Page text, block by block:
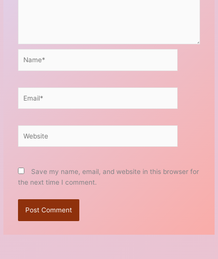
Save my name, email, and website in this browser for
the next time I comment.